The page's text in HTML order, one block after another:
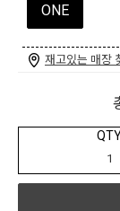
ONE
재고있는 매장